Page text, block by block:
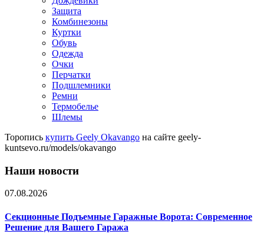
Защита
Комбинезоны
Куртки
Обувь
Одежда
Очки
Перчатки
Подшлемники
Ремни
Термобелье
Шлемы
Торопись купить Geely Okavango на сайте geely-
kuntsevo.ru/models/okavango
Наши новости
07.08.2026
Секционные Подъемные Гаражные Ворота: Современное
Решение для Вашего Гаража